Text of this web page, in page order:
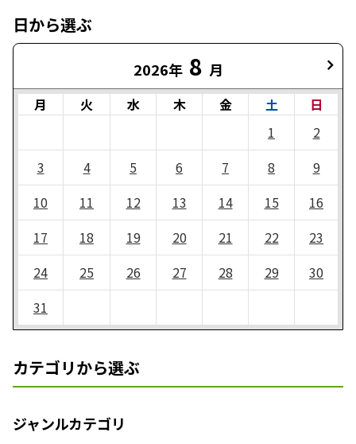
日から選ぶ
2026年 8 月
月 火 水 木 金 土
日
1
2
3
4 5 6 7 8
9
10
11 12 13 14 15
16
17
18 19 20 21 22
23
24
25 26 27 28 29
30
31
カテゴリから選ぶ
ジャンルカテゴリ